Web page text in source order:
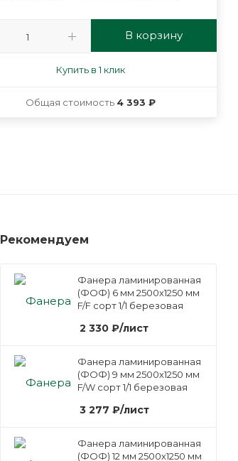
В корзину
Купить в 1 клик
Общая стоимость 4 393 ₽
Рекомендуем
Фанера ламинированная
(ФОФ) 6 мм 2500х1250 мм
F/F сорт 1/1 березовая
2 330 ₽/лист
Фанера ламинированная
(ФОФ) 9 мм 2500х1250 мм
F/W сорт 1/1 березовая
3 277 ₽/лист
Фанера ламинированная
(ФОФ) 12 мм 2500х1250 мм